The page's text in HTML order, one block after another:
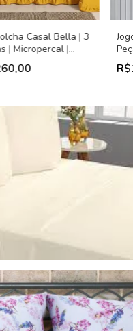
Casal Bella | 3
| Micropercal |
x 2,40m | Sulamita